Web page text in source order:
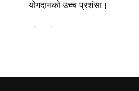
योगदानको उच्च प्रशंसा।